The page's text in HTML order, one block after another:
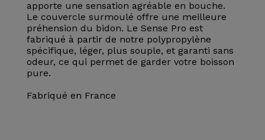
apporte une sensation agréable en bouche.
Le couvercle surmoulé offre une meilleure
préhension du bidon. Le Sense Pro est
fabriqué à partir de notre polypropylène
spécifique, léger, plus souple, et garanti sans
odeur, ce qui permet de garder votre boisson
pure.
Fabriqué en France